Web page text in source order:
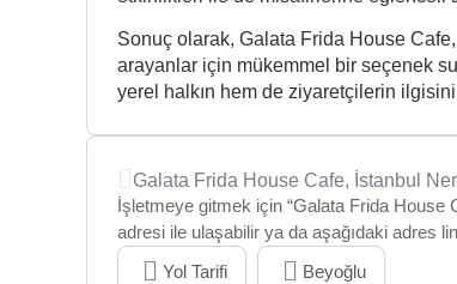
Sonuç olarak, Galata Frida House
arayanlar için mükemmel bir seçenek
yerel halkın hem de ziyaretçilerin
Galata Frida House Cafe, İstanbul
İşletmeye gitmek için “Galata Frida House
adresi ile ulaşabilir ya da aşağıdaki adres
Yol Tarifi
Beyoğlu